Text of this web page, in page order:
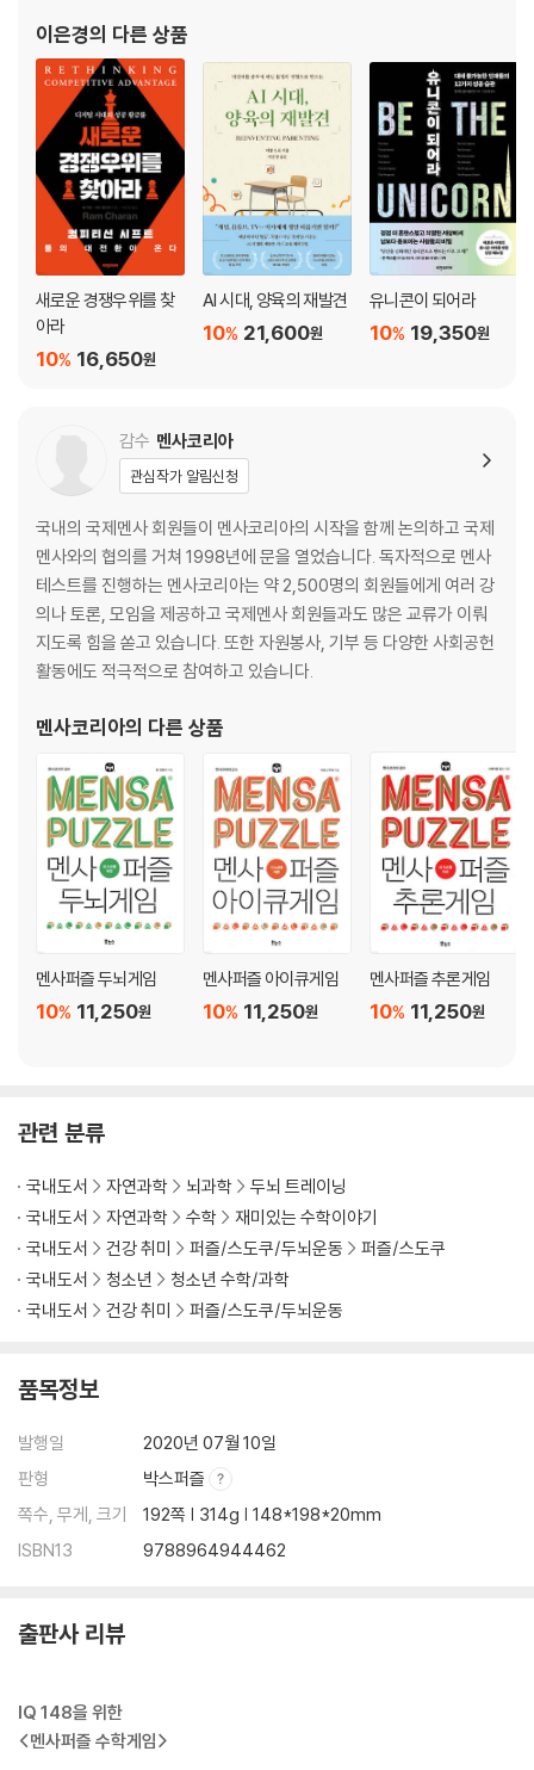
죠수아』, 『청소년을 위한 고고학 이
이은경의 다른 상품
새로운 경쟁우위를 찾
아라
16,650원
10%
AI 시대, 양육의 재발견
21,600원
10%
유니콘이 되어라
19,350원
10%
감수 멘사코리아
관심작가 알림신청
국내의 국제멘사 회원들이 멘사코리아의 시작을 함께 논의하고 국제
멘사와의 협의를 거쳐 1998년에 문을 열었습니다. 독자적으로 멘사
테스트를 진행하는 멘사코리아는 약 2,500명의 회원들에게 여러 강
의나 토론, 모임을 제공하고 국제멘사 회원들과도 많은 교류가 이뤄
지도록 힘을 쏟고 있습니다. 또한 자원봉사, 기부 등 다양한 사회공헌
활동에도 적극적으로 참여하고 있습니다.
멘사코리아의 다른 상품
멘사퍼즐 두뇌게임
11,250원
10%
멘사퍼즐 아이큐게임
11,250원
10%
멘사퍼즐 추론게임
11,250원
10%
관련 분류
국내도서 자연과학 뇌과학
두뇌 트레이닝
국내도서
자연과학 수학
재미있는 수학이야기
국내도서
건강 취미 퍼즐/스도쿠/두뇌운동
퍼즐/스도쿠
국내도서
청소년
청소년 수학/과학
국내도서
건강 취미 퍼즐/스도쿠/두뇌운동
품목정보
발행일
2020년 07월 10일
판형
박스퍼즐
쪽수, 무게, 크기
192쪽 | 314g | 148*198*20mm
ISBN13
9788964944462
출판사 리뷰
IQ 148을 위한
<멘사퍼즐 수학게임>